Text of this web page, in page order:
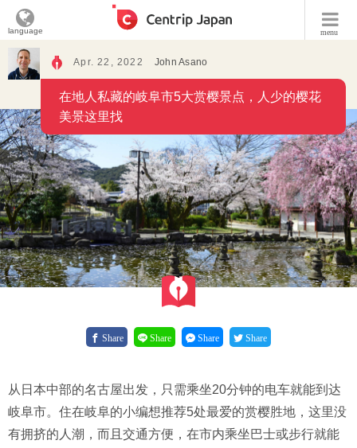
menu
language
Apr. 22, 2022 John Asano
在地人私藏的岐阜市5大赏樱景点，人少的樱花
美景这里找
Share Share Share Share
从日本中部的名古屋出发，只需乘坐20分钟的电车就能到达
岐阜市。住在岐阜的小编想推荐5处最爱的赏樱胜地，这里没
有拥挤的人潮，而且交通方便，在市内乘坐巴士或步行就能